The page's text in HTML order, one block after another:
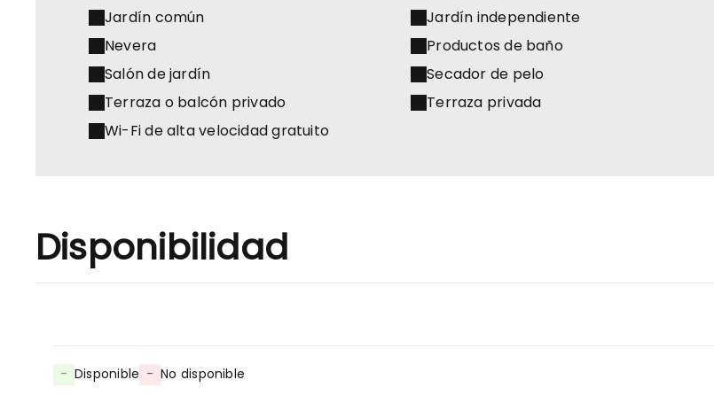
Jardín común
Jardín independiente
Nevera
Productos de baño
Salón de jardín
Secador de pelo
Terraza o balcón privado
Terraza privada
Wi-Fi de alta velocidad gratuito
Disponibilidad
- Disponible - No disponible